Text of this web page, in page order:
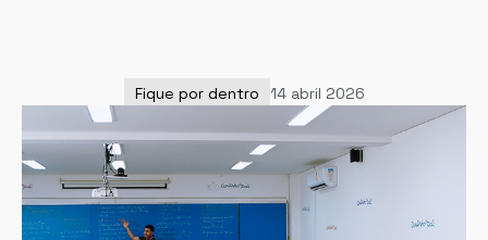
Fique por dentro 14 abril 2026